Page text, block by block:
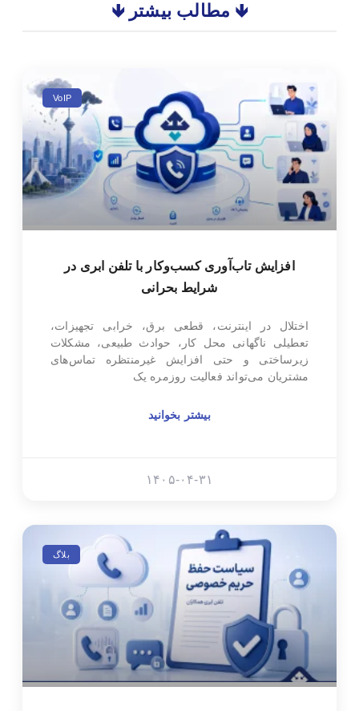
🡻 مطالب بیشتر 🡻
VoIP
افزایش تاب‌آوری کسب‌وکار با تلفن ابری در
شرایط بحرانی
اختلال در اینترنت، قطعی برق، خرابی تجهیزات،
تعطیلی ناگهانی محل کار، حوادث طبیعی، مشکلات
زیرساختی و حتی افزایش غیرمنتظره تماس‌های
مشتریان می‌تواند فعالیت روزمره یک
بیشتر بخوانید
۱۴۰۵-۰۴-۳۱
بلاگ